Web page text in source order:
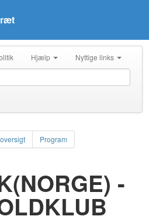
Hjælp Nyttige links
Program
-